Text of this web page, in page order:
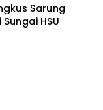
Sarung
HSU